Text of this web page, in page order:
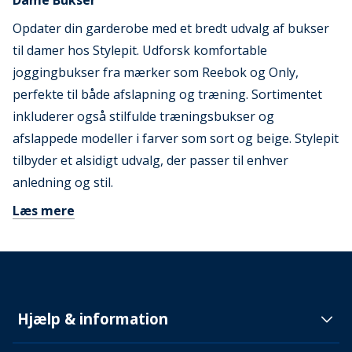
Opdater din garderobe med et bredt udvalg af bukser
til damer hos Stylepit. Udforsk komfortable
joggingbukser fra mærker som Reebok og Only,
perfekte til både afslapning og træning. Sortimentet
inkluderer også stilfulde træningsbukser og
afslappede modeller i farver som sort og beige. Stylepit
tilbyder et alsidigt udvalg, der passer til enhver
anledning og stil.
Læs mere
Hjælp & information